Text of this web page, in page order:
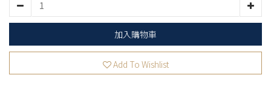
加入購物車
Add To Wishlist